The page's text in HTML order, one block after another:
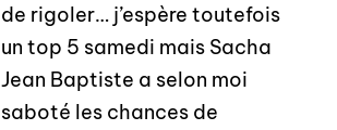
de rigoler… j’espère toutefois
un top 5 samedi mais Sacha
Jean Baptiste a selon moi
saboté les chances de